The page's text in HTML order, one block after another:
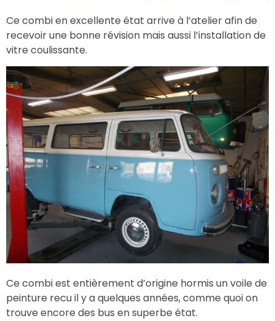
Ce combi en excellente état arrive à l’atelier afin de
recevoir une bonne révision mais aussi l’installation de
vitre coulissante.
Ce combi est entièrement d’origine hormis un voile de
peinture recu il y a quelques années, comme quoi on
trouve encore des bus en superbe état.